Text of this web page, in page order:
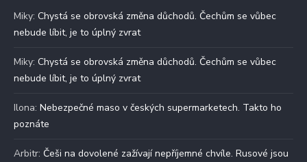
Miky: Chystá se obrovská změna důchodů. Čechům se vůbec
nebude líbit, je to úplný zvrat
Miky: Chystá se obrovská změna důchodů. Čechům se vůbec
nebude líbit, je to úplný zvrat
Ilona: Nebezpečné maso v českých supermarketech. Takto ho
poznáte
Arbitr: Češi na dovolené zažívají nepříjemné chvíle. Rusové jsou